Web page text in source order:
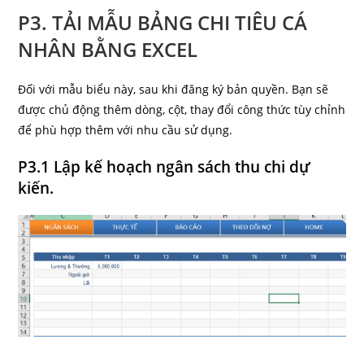
P3. TẢI MẪU BẢNG CHI TIÊU CÁ
NHÂN BẰNG EXCEL
Đối với mẫu biểu này, sau khi đăng ký bản quyền. Bạn sẽ
được chủ động thêm dòng, cột, thay đổi công thức tùy chỉnh
để phù hợp thêm với nhu cầu sử dụng.
P3.1 Lập kế hoạch ngân sách thu chi dự
kiến.